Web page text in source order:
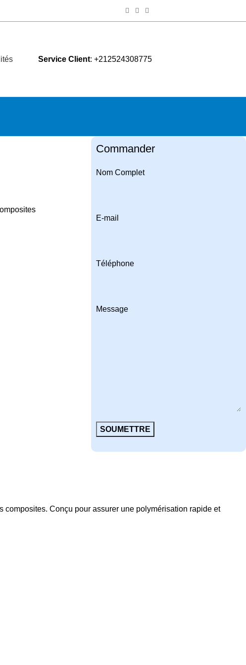
Service Client: +212524308775
Commander
Nom Complet
E-mail
Téléphone
Message
composites. Conçu pour assurer une polymérisation rapide et